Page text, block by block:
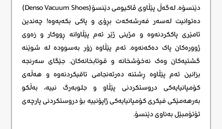
دێنسۆه. لەگەڵ پێڵاوی ڤاکیومی دێنسۆ(Denso Vacuum Shoes)
دەتوانیت لەسەر فەرشەکەت بڕۆی و پاکی بکەیەوە! چەندین
ئامێری پاککردنەوە و مژینی ژێر ئەم پێڵاوانە ڕووکار و زەوی
ژوورەکان پاک دەکەنەوە. ئەم پێڵاوە زۆر بەسوودە لە شوێنە
گشتیەکان وەک نەخۆشخانە و قوتابخانەکان. جێگای سەرنجە
بزانین ئەم پێڵاوە ڕشتنە دەرئەنجامی تاقیکردنەوە و هەڵەی
کۆمپانیایەکی دروستکردنی پێڵاو و جلوبەرگ نییە، بەڵکو
بەرهەمێکی فیکری کۆمپانیایەکی ژاپۆنییە بۆ دروستکردنی پارچەی
ئۆتۆمبێل بەناوی دێنسۆ.